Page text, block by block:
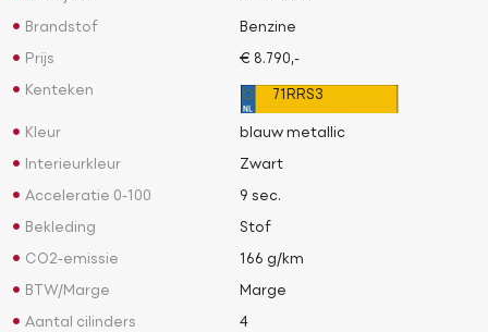
Brandstof Benzine
Prijs € 8.790,-
Kenteken 71RRS3
Kleur blauw metallic
Interieurkleur Zwart
Acceleratie 0-100 9 sec.
Bekleding Stof
CO2-emissie 166 g/km
BTW/Marge Marge
Aantal cilinders 4